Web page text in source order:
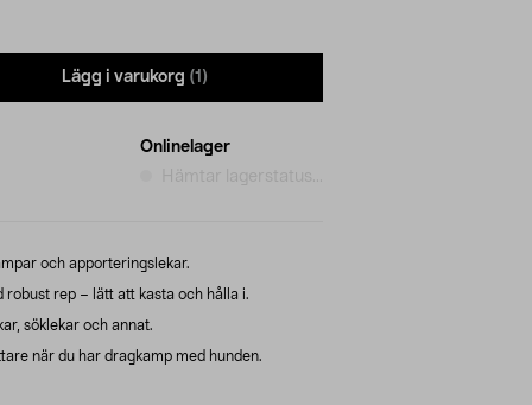
Lägg i varukorg (1)
Onlinelager
Hämtar lagerstatus...
och apporteringslekar.
robust rep – lätt att kasta och hålla i.
söklekar och annat.
när du har dragkamp med hunden.